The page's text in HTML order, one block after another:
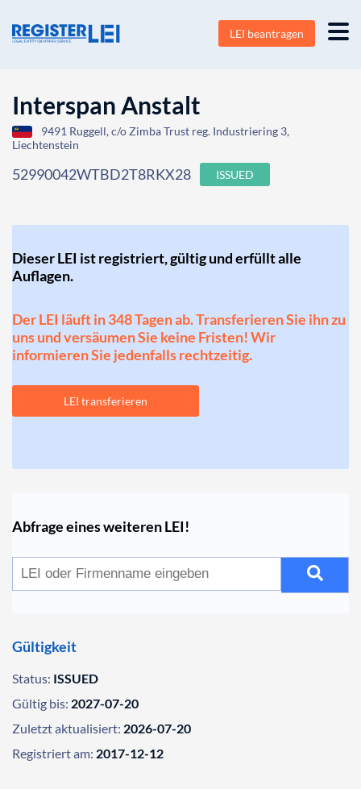
LEI beantragen
Interspan Anstalt
9491 Ruggell, c/o Zimba Trust reg. Industriering 3,
Liechtenstein
52990042WTBD2T8RKX28 ISSUED
Dieser LEI ist registriert, gültig und erfüllt alle
Auflagen.
Der LEI läuft in 348 Tagen ab. Transferieren Sie ihn zu
uns und versäumen Sie keine Fristen! Wir
informieren Sie jedenfalls rechtzeitig.
LEI transferieren
Abfrage eines weiteren LEI!
Gültigkeit
Status: ISSUED
Gültig bis: 2027-07-20
Zuletzt aktualisiert: 2026-07-20
Registriert am: 2017-12-12